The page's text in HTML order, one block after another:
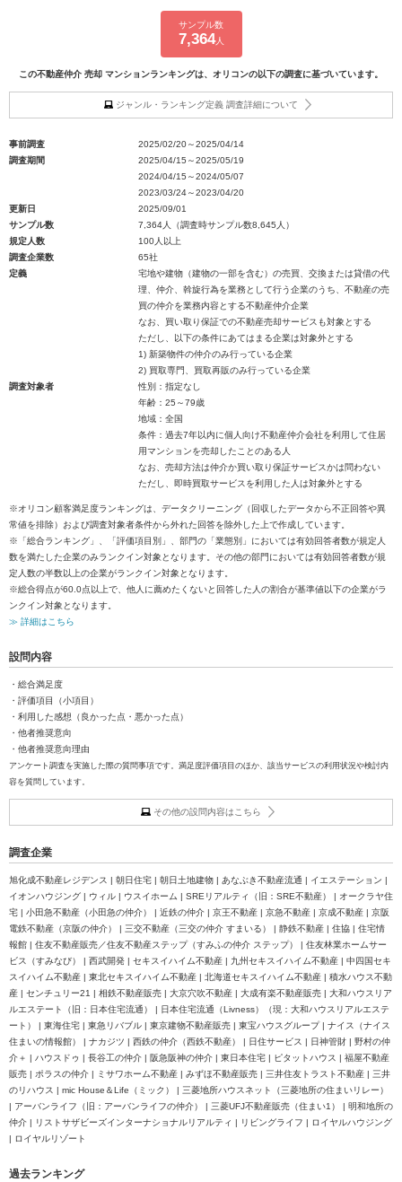
サンプル数
7,364人
この不動産仲介 売却 マンションランキングは、オリコンの以下の調査に基づいています。
ジャンル・ランキング定義 調査詳細について
事前調査
2025/02/20～2025/04/14
調査期間
2025/04/15～2025/05/19
2024/04/15～2024/05/07
2023/03/24～2023/04/20
更新日
2025/09/01
サンプル数
7,364人（調査時サンプル数8,645人）
規定人数
100人以上
調査企業数
65社
定義
宅地や建物（建物の一部を含む）の売買、交換または貸借の代
理、仲介、斡旋行為を業務として行う企業のうち、不動産の売
買の仲介を業務内容とする不動産仲介企業
なお、買い取り保証での不動産売却サービスも対象とする
ただし、以下の条件にあてはまる企業は対象外とする
1) 新築物件の仲介のみ行っている企業
2) 買取専門、買取再販のみ行っている企業
調査対象者
性別：指定なし
年齢：25～79歳
地域：全国
条件：過去7年以内に個人向け不動産仲介会社を利用して住居
用マンションを売却したことのある人
なお、売却方法は仲介か買い取り保証サービスかは問わない
ただし、即時買取サービスを利用した人は対象外とする
※オリコン顧客満足度ランキングは、データクリーニング（回収したデータから不正回答や異
常値を排除）および調査対象者条件から外れた回答を除外した上で作成しています。
※「総合ランキング」、「評価項目別」、部門の「業態別」においては有効回答者数が規定人
数を満たした企業のみランクイン対象となります。その他の部門においては有効回答者数が規
定人数の半数以上の企業がランクイン対象となります。
※総合得点が60.0点以上で、他人に薦めたくないと回答した人の割合が基準値以下の企業がラ
ンクイン対象となります。
≫ 詳細はこちら
設問内容
・総合満足度
・評価項目（小項目）
・利用した感想（良かった点・悪かった点）
・他者推奨意向
・他者推奨意向理由
アンケート調査を実施した際の質問事項です。満足度評価項目のほか、該当サービスの利用状況や検討内
容を質問しています。
その他の設問内容はこちら
調査企業
旭化成不動産レジデンス | 朝日住宅 | 朝日土地建物 | あなぶき不動産流通 | イエステーション |
イオンハウジング | ウィル | ウスイホーム | SREリアルティ（旧：SRE不動産） | オークラヤ住
宅 | 小田急不動産（小田急の仲介） | 近鉄の仲介 | 京王不動産 | 京急不動産 | 京成不動産 | 京阪
電鉄不動産（京阪の仲介） | 三交不動産（三交の仲介 すまいる） | 静鉄不動産 | 住協 | 住宅情
報館 | 住友不動産販売／住友不動産ステップ（すみふの仲介 ステップ） | 住友林業ホームサー
ビス（すみなび） | 西武開発 | セキスイハイム不動産 | 九州セキスイハイム不動産 | 中四国セキ
スイハイム不動産 | 東北セキスイハイム不動産 | 北海道セキスイハイム不動産 | 積水ハウス不動
産 | センチュリー21 | 相鉄不動産販売 | 大京穴吹不動産 | 大成有楽不動産販売 | 大和ハウスリア
ルエステート（旧：日本住宅流通） | 日本住宅流通（Livness）（現：大和ハウスリアルエステ
ート） | 東海住宅 | 東急リバブル | 東京建物不動産販売 | 東宝ハウスグループ | ナイス（ナイス
住まいの情報館） | ナカジツ | 西鉄の仲介（西鉄不動産） | 日住サービス | 日神管財 | 野村の仲
介＋ | ハウスドゥ | 長谷工の仲介 | 阪急阪神の仲介 | 東日本住宅 | ピタットハウス | 福屋不動産
販売 | ポラスの仲介 | ミサワホーム不動産 | みずほ不動産販売 | 三井住友トラスト不動産 | 三井
のリハウス | mic House＆Life（ミック） | 三菱地所ハウスネット（三菱地所の住まいリレー）
| アーバンライフ（旧：アーバンライフの仲介） | 三菱UFJ不動産販売（住まい1） | 明和地所の
仲介 | リストサザビーズインターナショナルリアルティ | リビングライフ | ロイヤルハウジング
| ロイヤルリゾート
過去ランキング